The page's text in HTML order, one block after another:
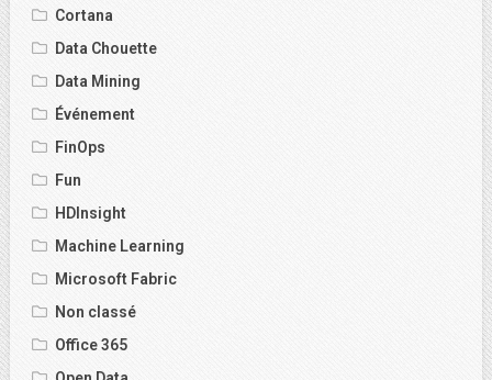
Cortana
Data Chouette
Data Mining
Événement
FinOps
Fun
HDInsight
Machine Learning
Microsoft Fabric
Non classé
Office 365